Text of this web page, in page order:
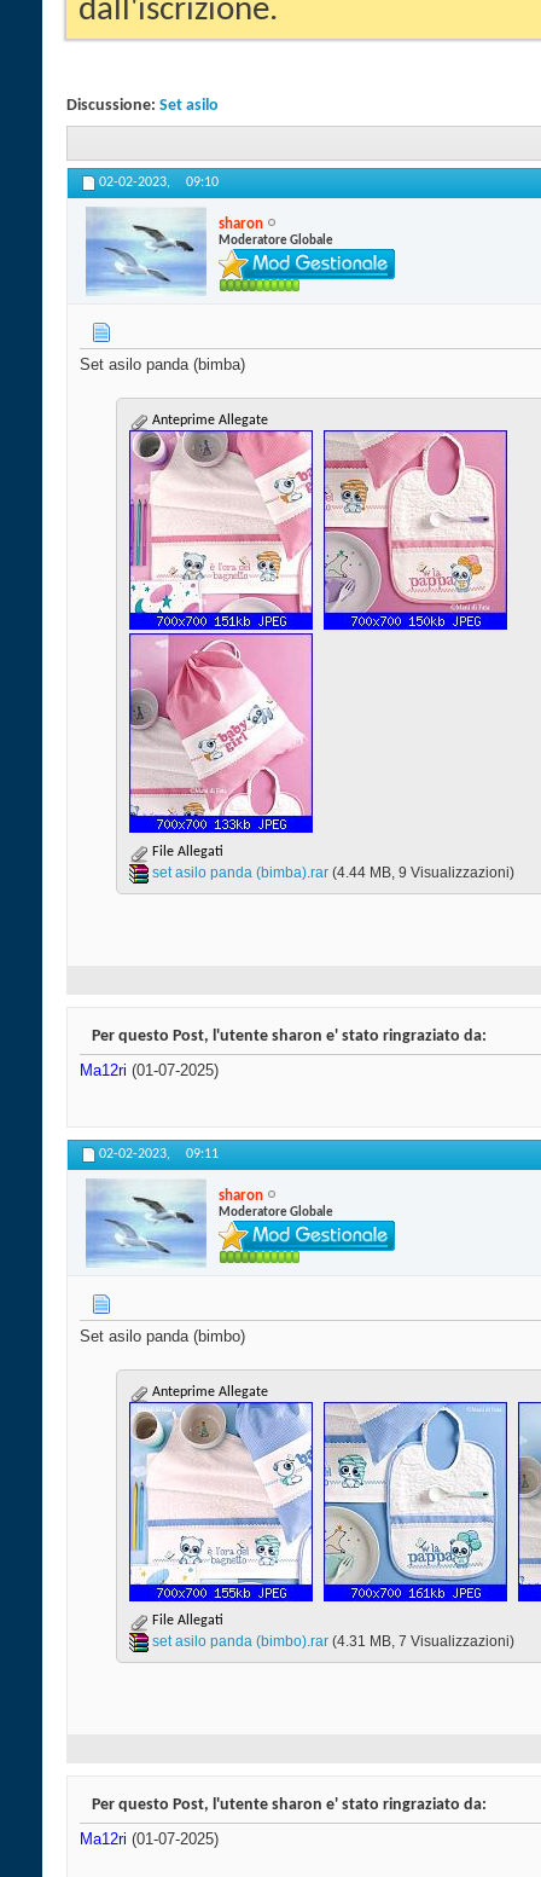
dall'iscrizione.
Discussione: Set asilo
02-02-2023, 09:10
sharon
Moderatore Globale
Set asilo panda (bimba)
Anteprime Allegate
File Allegati
set asilo panda (bimba).rar‎ (4.44 MB, 9 Visualizzazioni)
Per questo Post, l'utente sharon e' stato ringraziato da:
Ma12ri (01-07-2025)
02-02-2023, 09:11
sharon
Moderatore Globale
Set asilo panda (bimbo)
Anteprime Allegate
File Allegati
set asilo panda (bimbo).rar‎ (4.31 MB, 7 Visualizzazioni)
Per questo Post, l'utente sharon e' stato ringraziato da:
Ma12ri (01-07-2025)